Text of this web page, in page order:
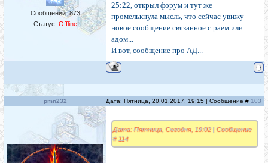
Сообщений:873
Статус: Offline
25:22, открыл форум и тут же
промелькнула мысль, что сейчас увижу
новое сообщение связанное с раем или
адом...
И вот, сообщение про АД...
pmn232 Дата: Пятница, 20.01.2017, 19:15 | Сообщение # 103
Дата: Пятница, Сегодня, 19:02 | Сообщение
# 114